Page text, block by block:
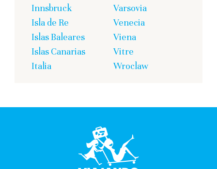
Innsbruck
Isla de Re
Islas Baleares
Islas Canarias
Italia
Varsovia
Venecia
Viena
Vitre
Wroclaw